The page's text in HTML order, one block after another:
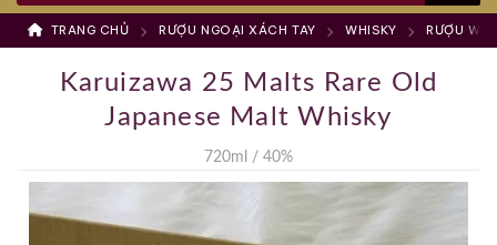
phẩm
TRANG CHỦ RƯỢU NGOẠI XÁCH TAY WHISKY RƯỢU
Karuizawa 25 Malts Rare Old
Japanese Malt Whisky
720ml / 40%